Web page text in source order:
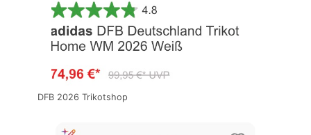
DFB 2026 Trikotshop